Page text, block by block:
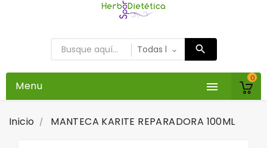
0

Menu
Inicio MANTECA KARITE REPARADORA 100ML